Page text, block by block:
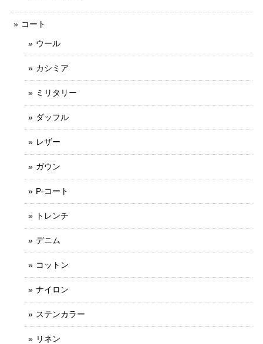
コート
ウール
カシミア
ミリタリー
ダッフル
レザー
ガウン
P-コート
トレンチ
デニム
コットン
ナイロン
ステンカラー
リネン